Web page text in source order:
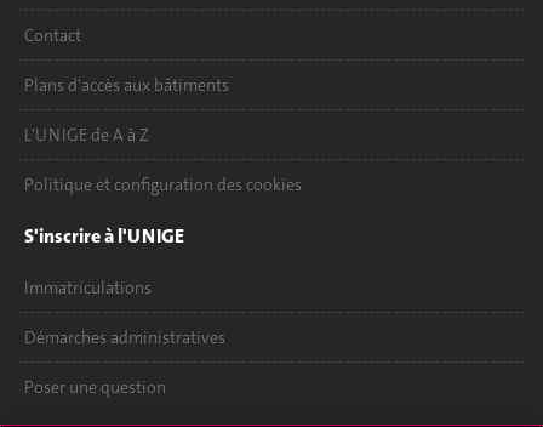
Contact
Plans d'accès aux bâtiments
L'UNIGE de A à Z
Politique et configuration des cookies
S'inscrire à l'UNIGE
Immatriculations
Démarches administratives
Poser une question